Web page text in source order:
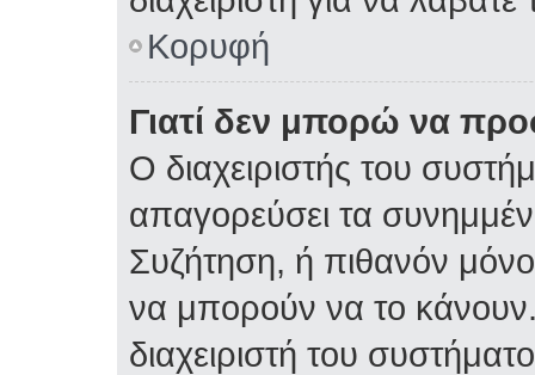
Κορυφή
Γιατί δεν μπορώ να
Ο διαχειριστής του
απαγορεύσει τα
Συζήτηση, ή πιθανόν
να μπορούν να το
διαχειριστή του